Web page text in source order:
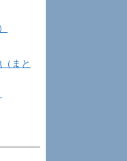
まと